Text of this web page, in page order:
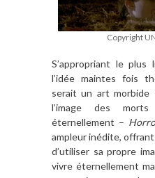
Copyright
S’appropriant le
l’idée maintes fois
serait un art morbide
l’image des
éternellement –
ampleur inédite,
d’utiliser sa propre
vivre éternellement